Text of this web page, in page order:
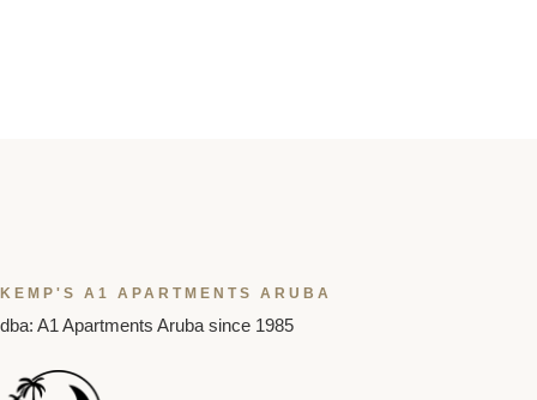
KEMP'S A1 APARTMENTS ARUBA
dba: A1 Apartments Aruba since 1985